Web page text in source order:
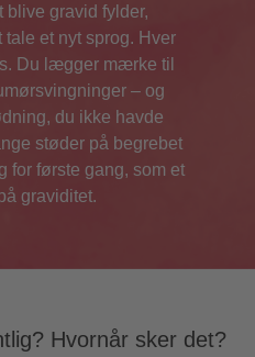
blive gravid fylder,
tale et nyt sprog. Hver
Du lægger mærke til
– og
du ikke havde
støder på begrebet
for første gang, som et
graviditet.
Hvornår sker det?